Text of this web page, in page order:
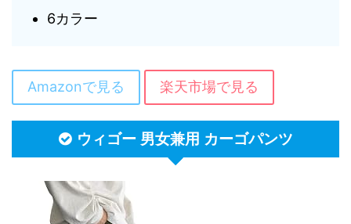
6カラー
Amazonで見る 楽天市場で見る
ウィゴー 男女兼用 カーゴパンツ